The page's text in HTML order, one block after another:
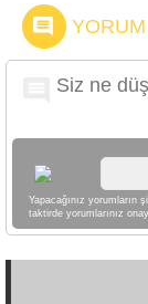
Yapacağınız
taktirde yorumlarınız